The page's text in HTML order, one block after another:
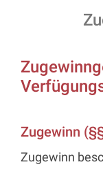
Zugewinn
Zugewinn